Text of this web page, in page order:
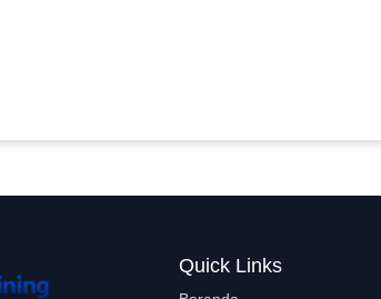
Quick Links